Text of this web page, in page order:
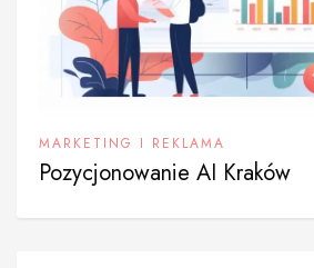
MARKETING I REKLAMA
Pozycjonowanie AI Kraków